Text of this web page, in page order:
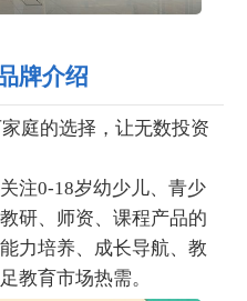
牌介绍
庭的选择，让无数投资
注0-18岁幼少儿、青少
研、师资、课程产品的
力培养、成长导航、教
教育市场热需。